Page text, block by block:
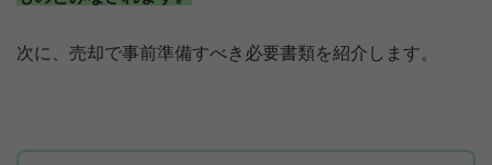
次に、売却で事前準備すべき必要書類を紹介します。